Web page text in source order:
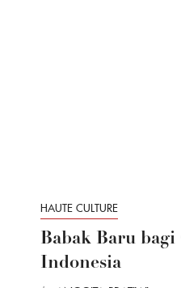
HAUTE CULTURE
Babak Baru
Indonesia